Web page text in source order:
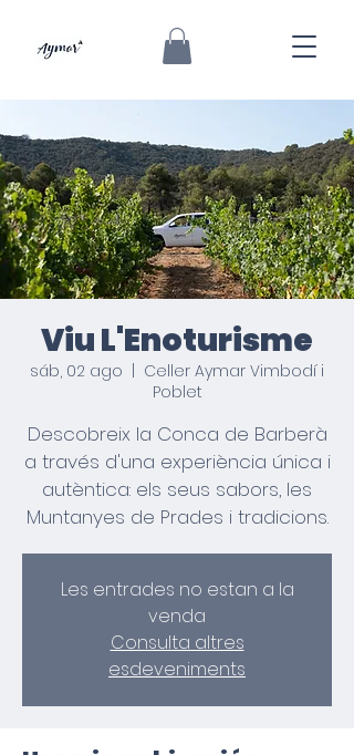
Viu L'Enoturisme
sáb, 02 ago
Celler Aymar Vimbodí i
Poblet
Descobreix la Conca de Barberà
a través d'una experiència única i
autèntica: els seus sabors, les
Muntanyes de Prades i tradicions.
Les entrades no estan a la
venda
Consulta altres
esdeveniments